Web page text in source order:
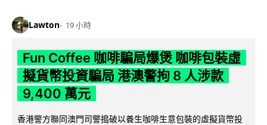
Lawton 19 小時
Fun Coffee 咖啡騙局爆煲 咖啡包裝虛
擬貨幣投資騙局 港澳警拘 8 人涉款
9,400 萬元
香港警方聯同澳門司警搗破以養生咖啡生意包裝的虛擬貨幣投